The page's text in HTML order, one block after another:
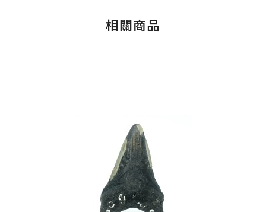
相關商品